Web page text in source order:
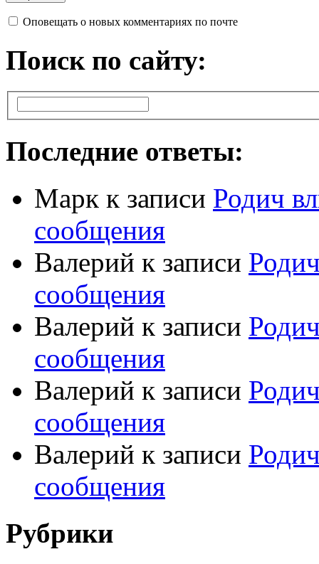
Оповещать о новых комментариях по почте
Поиск по сайту:
Последние ответы:
Марк к записи Родич
сообщения
Валерий к записи
сообщения
Валерий к записи
сообщения
Валерий к записи
сообщения
Валерий к записи
сообщения
Рубрики